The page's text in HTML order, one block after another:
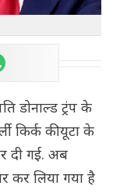
डोनाल्ड ट्रंप के
किर्क की यूटा के
दी गई. अब
कर लिया गया है